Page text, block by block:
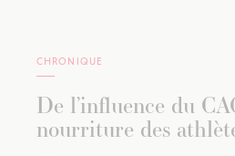
CHRONIQUE
De l’influence du
nourriture des